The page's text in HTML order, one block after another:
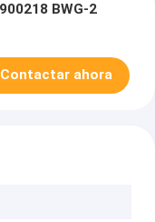
XCMG Crane Sylphon Bellows 801900218 BWG-2
Contactar ahora